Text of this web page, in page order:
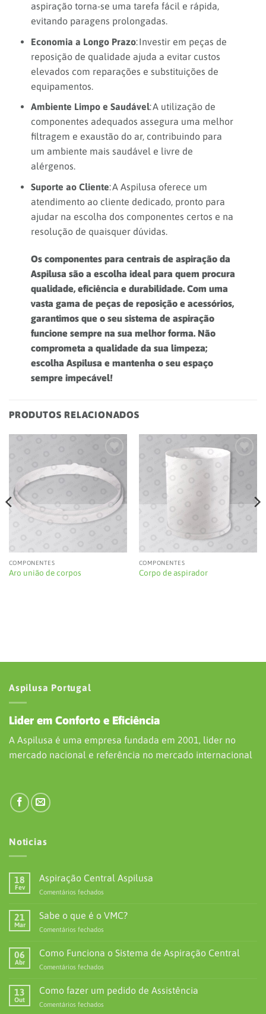
aspiração torna-se uma tarefa fácil e rápida,
evitando paragens prolongadas.
Economia a Longo Prazo: Investir em peças de
reposição de qualidade ajuda a evitar custos
elevados com reparações e substituições de
equipamentos.
Ambiente Limpo e Saudável: A utilização de
componentes adequados assegura uma melhor
filtragem e exaustão do ar, contribuindo para
um ambiente mais saudável e livre de
alérgenos.
Suporte ao Cliente: A Aspilusa oferece um
atendimento ao cliente dedicado, pronto para
ajudar na escolha dos componentes certos e na
resolução de quaisquer dúvidas.
Os componentes para centrais de aspiração da
Aspilusa são a escolha ideal para quem procura
qualidade, eficiência e durabilidade. Com uma
vasta gama de peças de reposição e acessórios,
garantimos que o seu sistema de aspiração
funcione sempre na sua melhor forma. Não
comprometa a qualidade da sua limpeza;
escolha Aspilusa e mantenha o seu espaço
sempre impecável!
PRODUTOS RELACIONADOS
wishlist
COMPONENTES
Aro união de corpos
Add to
COMPONENTES
Corpo de aspirador
Aspilusa Portugal
Lider em Conforto e Eficiência
A Aspilusa é uma empresa fundada em 2001, lider no
mercado nacional e referência no mercado internacional
Noticias
18
Fev
Aspiração Central Aspilusa
Comentários fechados
Central
21
Mar
Sabe o que é o VMC?
Comentários fechados
VMC?
06
Abr
Como Funciona o Sistema de Aspiração Central
Comentários fechados
Funciona
13
Out
Como fazer um pedido de Assistência
Comentários fechados